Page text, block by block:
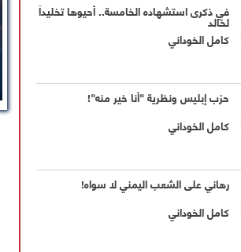
في ذكرى استشهاده الخامسة.. أحيوها تخليداً
لخالد
كامل الخوداني
حزب إبليس ونظرية "أنا خير منه"!
كامل الخوداني
رهاني على الشعب اليمني لا سواه!
كامل الخوداني